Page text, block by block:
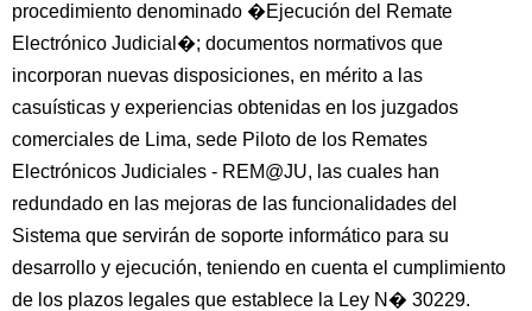
procedimiento denominado �Ejecución del Remate
Electrónico Judicial�; documentos normativos que
incorporan nuevas disposiciones, en mérito a las
casuísticas y experiencias obtenidas en los juzgados
comerciales de Lima, sede Piloto de los Remates
Electrónicos Judiciales - REM@JU, las cuales han
redundado en las mejoras de las funcionalidades del
Sistema que servirán de soporte informático para su
desarrollo y ejecución, teniendo en cuenta el cumplimiento
de los plazos legales que establece la Ley N� 30229.